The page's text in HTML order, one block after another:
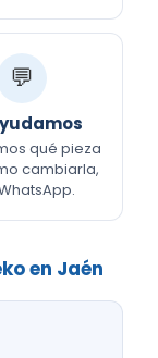
💬
qué pieza
cambiarla,
en Jaén